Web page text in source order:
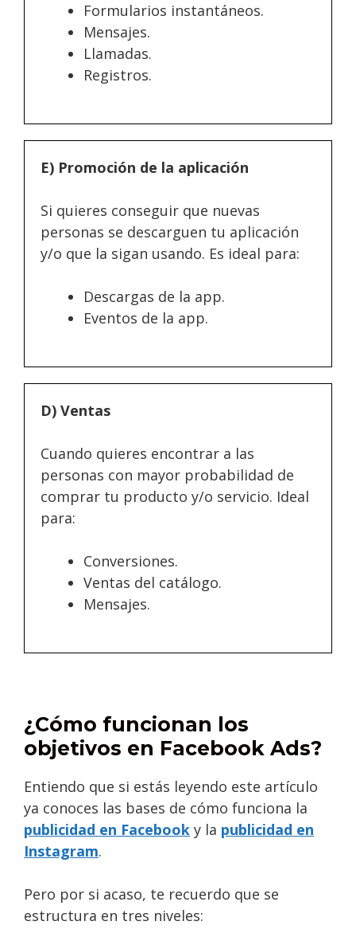
Formularios instantáneos.
Mensajes.
Llamadas.
Registros.
E) Promoción de la aplicación
Si quieres conseguir que nuevas
personas se descarguen tu aplicación
y/o que la sigan usando. Es ideal para:
Descargas de la app.
Eventos de la app.
D) Ventas
Cuando quieres encontrar a las
personas con mayor probabilidad de
comprar tu producto y/o servicio. Ideal
para:
Conversiones.
Ventas del catálogo.
Mensajes.
¿Cómo funcionan los
objetivos en Facebook Ads?
Entiendo que si estás leyendo este artículo
ya conoces las bases de cómo funciona la
publicidad en Facebook y la publicidad en
Instagram.
Pero por si acaso, te recuerdo que se
estructura en tres niveles: